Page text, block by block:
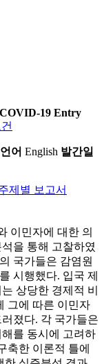
19 Entry
어 English 발간일
제별 보고서
이민자에 대한 의
을 통해 고찰하였
국가들은 감염원
시행했다. 입국 제
상당한 경제적 비
그에 따른 이민자
졌다. 각 국가들은
를 동시에 고려하
축한 이론적 틀에